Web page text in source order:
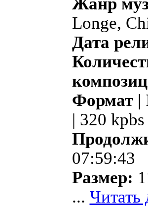
Longe,
Дата
Формат |
| 320 kpbs
07:59:43
Размер:
... Читать